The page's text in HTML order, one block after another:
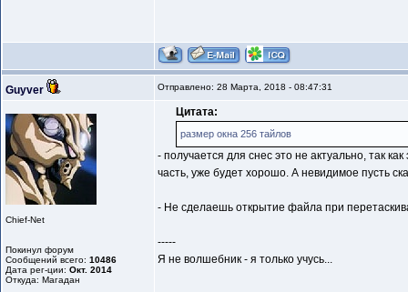
Guyver Отправлено: 28 Марта, 2018 - 08:47:31
Chief-Net
Покинул форум
Сообщений всего: 10486
Дата рег-ции: Окт. 2014
Откуда: Магадан
Цитата:
размер окна 256 тайлов
- получается для снес это не актуально, так
часть, уже будет хорошо. А невидимое пусть
- Не сделаешь открытие файла при
-----
Я не волшебник - я только учусь...